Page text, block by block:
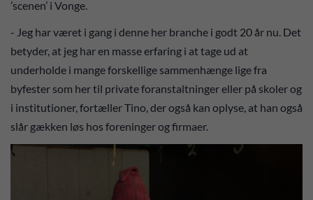
’scenen’ i Vonge.
- Jeg har været i gang i denne her branche i godt 20 år nu. Det
betyder, at jeg har en masse erfaring i at tage ud at
underholde i mange forskellige sammenhænge lige fra
byfester som her til private foranstaltninger eller på skoler og
i institutioner, fortæller Tino, der også kan oplyse, at han også
slår gækken løs hos foreninger og firmaer.